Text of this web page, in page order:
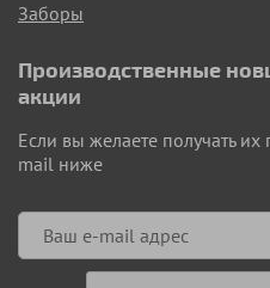
Заборы
Производственные
акции
Если вы желаете получать
mail ниже